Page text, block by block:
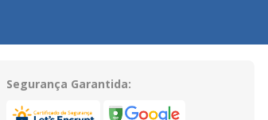
Segurança Garantida: